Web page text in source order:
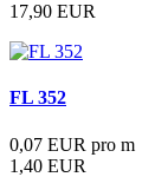
17,90 EUR
FL 352
0,07 EUR pro m
1,40 EUR